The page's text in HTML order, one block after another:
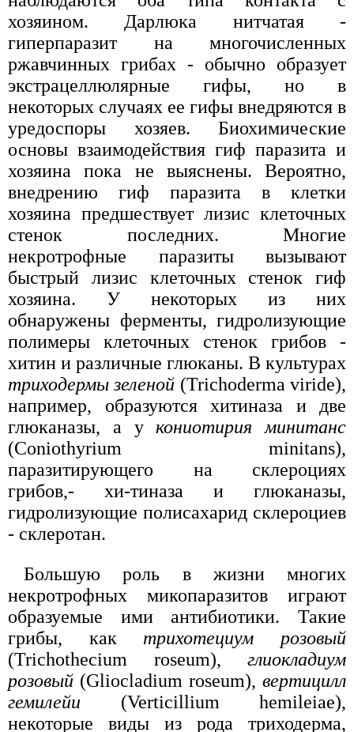
хозяином. Дарлюка нитчатая -
гиперпаразит на многочисленных
ржавчинных грибах - обычно образует
экстрацеллюлярные гифы, но в
некоторых случаях ее гифы внедряются в
уредоспоры хозяев. Биохимические
основы взаимодействия гиф паразита и
хозяина пока не выяснены. Вероятно,
внедрению гиф паразита в клетки
хозяина предшествует лизис клеточных
стенок последних. Многие
некротрофные паразиты вызывают
быстрый лизис клеточных стенок гиф
хозяина. У некоторых из них
обнаружены ферменты, гидролизующие
полимеры клеточных стенок грибов -
хитин и различные глюканы. В культурах
триходермы зеленой (Trichoderma viride),
например, образуются хитиназа и две
глюканазы, а у кониотирия минитанс
(Coniothyrium minitans),
паразитирующего на склероциях
грибов,- хи-тиназа и глюканазы,
гидролизующие полисахарид склероциев
- склеротан.
Большую роль в жизни многих
некротрофных микопаразитов играют
образуемые ими антибиотики. Такие
грибы, как трихотециум розовый
(Trichothecium roseum), глиокладиум
розовый (Gliocladium roseum), вертицилл
гемилейи (Verticillium hemileiae),
некоторые виды из рода триходерма,